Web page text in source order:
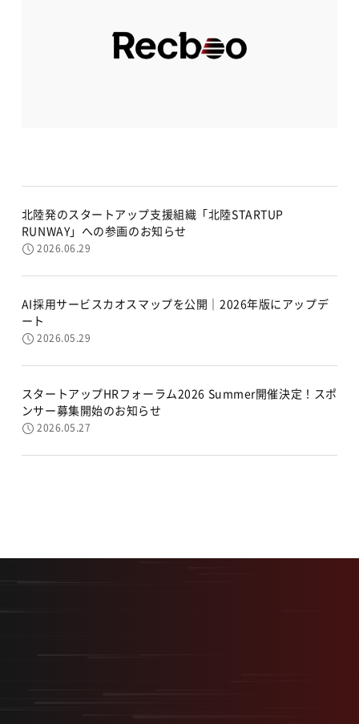
北陸発のスタートアップ支援組織「北陸STARTUP
RUNWAY」への参画のお知らせ
2026.06.29
AI採用サービスカオスマップを公開｜2026年版にアップデ
ート
2026.05.29
スタートアップHRフォーラム2026 Summer開催決定！スポ
ンサー募集開始のお知らせ
2026.05.27